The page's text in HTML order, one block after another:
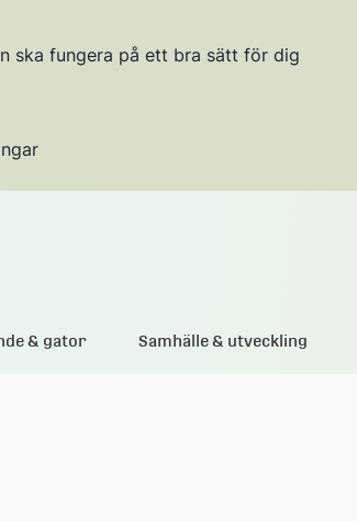
ska fungera på ett bra sätt för dig
& gator Samhälle & utveckling